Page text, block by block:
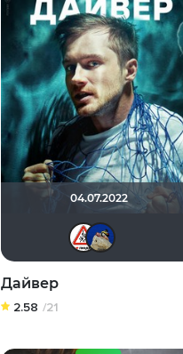
04.07.2022
Дайвер
2.58 /21